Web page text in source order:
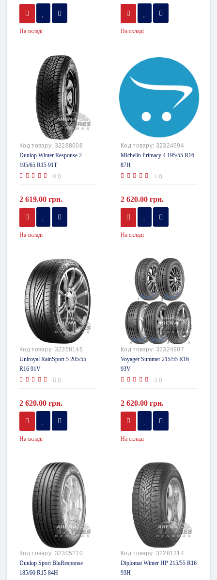
На складі На складі
Код товару: 32288608
Dunlop Winter Response 2
195/65 R15 91T
0
2 619.00 грн.
На складі
Код товару: 32324694
Michelin Primacy 4 195/55 R16
87H
0
2 620.00 грн.
На складі
Код товару: 32358146
Uniroyal RainSport 5 205/55
R16 91V
0
2 620.00 грн.
На складі
Код товару: 32324907
Voyager Summer 215/55 R16
93V
0
2 620.00 грн.
На складі
Код товару: 32305210
Dunlop Sport BluResponse
185/60 R15 84H
Код товару: 32281314
Diplomat Winter HP 215/55 R16
93H